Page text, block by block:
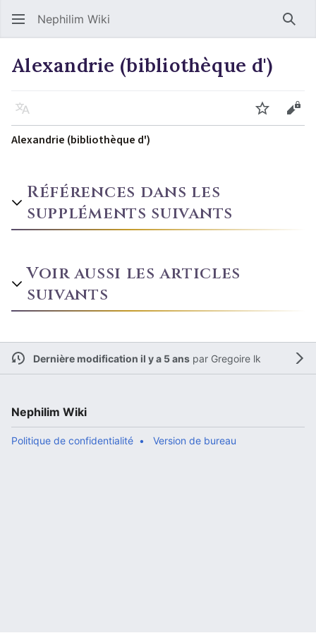
Nephilim Wiki
Alexandrie (bibliothèque d')
Langue Suivre
Alexandrie (bibliothèque d')
Références dans les
suppléments suivants
Voir aussi les articles
suivants
Dernière modification il y a 5 anspar Gregoire lk
Nephilim Wiki
Politique de confidentialité Version de bureau